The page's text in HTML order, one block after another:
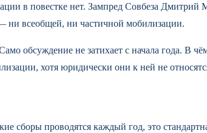
в повестке нет. Зампред Совбеза
ни всеобщей, ни частичной мобилизации.
обсуждение не затихает с начала года. В
хотя юридически они к ней не
сборы проводятся каждый год, это